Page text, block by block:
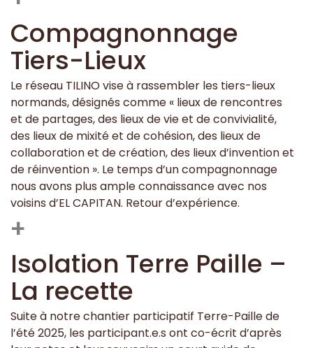
Compagnonnage
Tiers-Lieux
Le réseau TILINO vise à rassembler les tiers-lieux
normands, désignés comme « lieux de rencontres
et de partages, des lieux de vie et de convivialité,
des lieux de mixité et de cohésion, des lieux de
collaboration et de création, des lieux d’invention et
de réinvention ». Le temps d’un compagnonnage
nous avons plus ample connaissance avec nos
voisins d’EL CAPITAN. Retour d’expérience.
+
Isolation Terre Paille –
La recette
Suite à notre chantier participatif Terre-Paille de
l’été 2025, les participant.e.s ont co-écrit d’après